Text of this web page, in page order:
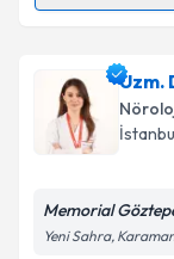
takvim
E-posta
Kişisel
Uzm.
Memorial
Yeni Sahra,